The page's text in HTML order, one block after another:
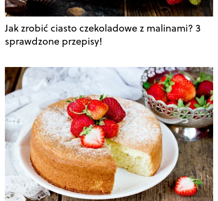
Jak zrobić ciasto czekoladowe z malinami? 3
sprawdzone przepisy!